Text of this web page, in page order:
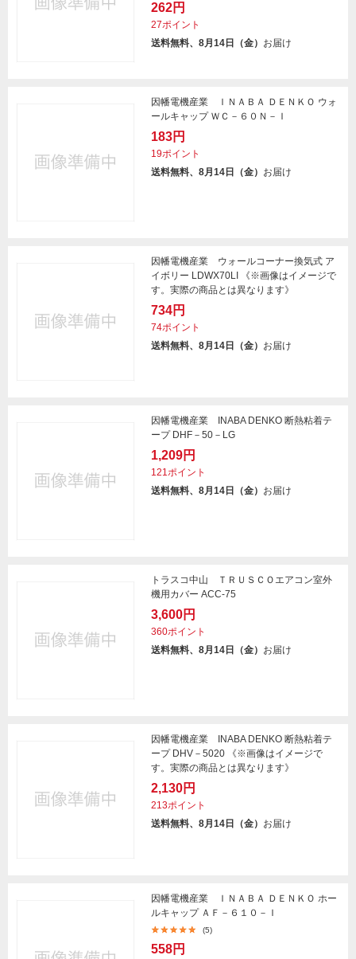
262円
27ポイント
送料無料、8月14日（金） お届け
因幡電機産業 ＩＮＡＢＡ ＤＥＮＫＯ ウォ
ールキャップ ＷＣ－６０Ｎ－Ｉ
183円
19ポイント
送料無料、8月14日（金） お届け
因幡電機産業 ウォールコーナー換気式 ア
イボリー LDWX70LI 《※画像はイメージで
す。実際の商品とは異なります》
734円
74ポイント
送料無料、8月14日（金） お届け
因幡電機産業 INABA DENKO 断熱粘着テ
ープ DHF－50－LG
1,209円
121ポイント
送料無料、8月14日（金） お届け
トラスコ中山 ＴＲＵＳＣＯエアコン室外
機用カバー ACC-75
3,600円
360ポイント
送料無料、8月14日（金） お届け
因幡電機産業 INABA DENKO 断熱粘着テ
ープ DHV－5020 《※画像はイメージで
す。実際の商品とは異なります》
2,130円
213ポイント
送料無料、8月14日（金） お届け
因幡電機産業 ＩＮＡＢＡ ＤＥＮＫＯ ホー
ルキャップ ＡＦ－６１０－Ｉ
(5)
558円